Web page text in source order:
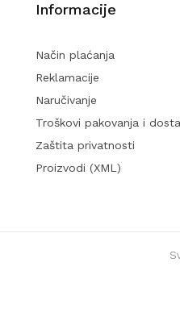
Informacije
Način plaćanja
Reklamacije
Naručivanje
Troškovi pakovanja i
Zaštita privatnosti
Proizvodi (XML)